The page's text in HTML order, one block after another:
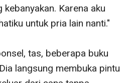
kebanyakan. Karena aku
untuk pria lain nanti."
tas, beberapa buku
langsung membuka pintu